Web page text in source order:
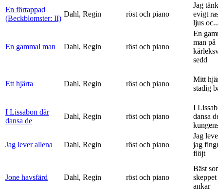
En förtappad
(Beckblomster: II)
Dahl, Regin röst och piano
Jag
evigt
ljus
En gammal man Dahl, Regin röst och piano
En
man på
sedd
Ett hjärta Dahl, Regin röst och piano
Mitt
stadig
I Lissabon där
dansa de
Dahl, Regin röst och piano
I
dansa
Jag lever allena Dahl, Regin röst och piano
Jag
jag
flöjt
Jone havsfärd Dahl, Regin röst och piano
Bäst
ankar